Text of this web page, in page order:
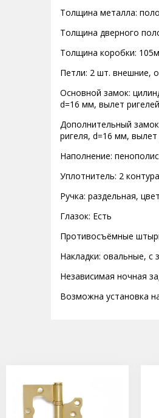
Толщина металла:
Толщина дверного
Толщина коробки:
Петли: 2 шт. внешние,
Основной замок:
d=16 мм, вылет
Дополнительный
ригеля, d=16 мм,
Наполнение:
Уплотнитель: 2
Ручка: раздельная,
Глазок: Есть
Противосъёмные
Накладки: овальные, с
Независимая ночная
Возможна установка